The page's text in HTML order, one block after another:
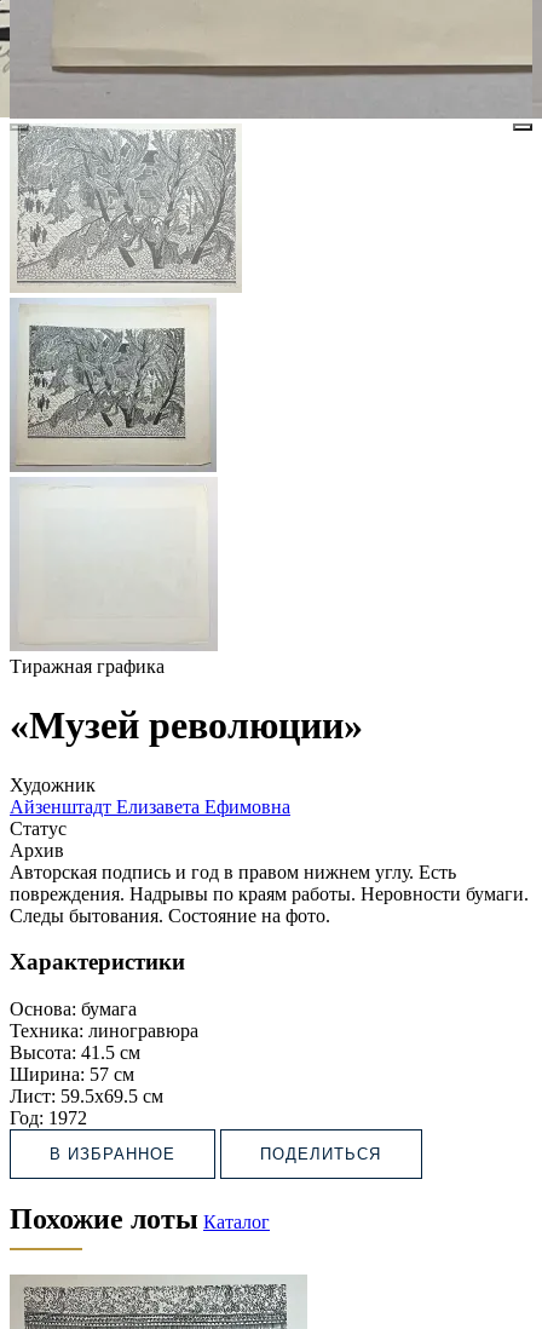
Тиражная графика
«Музей революции»
Художник
Айзенштадт Елизавета Ефимовна
Статус
Архив
Авторская подпись и год в правом нижнем углу. Есть
повреждения. Надрывы по краям работы. Неровности бумаги.
Следы бытования. Состояние на фото.
Характеристики
Основа: бумага
Техника: линогравюра
Высота: 41.5 см
Ширина: 57 см
Лист: 59.5х69.5 см
Год: 1972
В ИЗБРАННОЕ ПОДЕЛИТЬСЯ
Похожие лоты Каталог